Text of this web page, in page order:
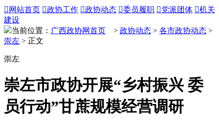
 网站首页 政协工作 政协动态 委员履职 党派团体 机关
建设
当前位置： 广西政协网首页 > 政协动态 > 各市政协动态 >
崇左 > 正文
崇左
崇左市政协开展“乡村振兴 委
员行动”甘蔗规模经营调研